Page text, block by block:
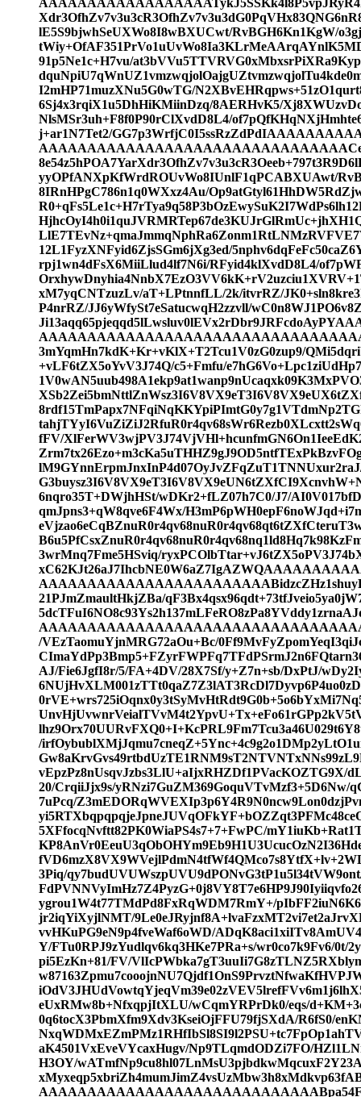
lE5S9bjwhSeUXWo8I8wBXUCwt/RvBGH6Kn1KgW/
91p5Ne1c+H7vu/
I2mHP71muzXNu5G0wTG/
6Sj4x3rqiX1u5DhHiKMiinDzq/8AERHvK5/
NlsMSr3uh+F8f0P90rClXvdD8L4/
j+ar1N7Tet2/
yyOPfANXpKfWrdROUvWo8IUnlF1qPCABXUAwt/
8IRnHPgC786n1q0WXxz4Au/
12L1FyzXNFyid6ZjsSGm6jXg3ed/
rpj1wn4dFsX6MiiLlud4lf7N6i/RFyid4klXvdD8L4/
xM7yqCNTzuzLv/aT+LPtnnfLL/2k/itvrRZ/
P4nrRZ/JJ6yWfySt7eSatucwqH2zzvll/
3mYqmHn7kdK+Kr+vKlX+T2Tcu1V0zG0zup9/
+vLF6tZX5oYvV3J74Q/c5+Fmfu/
fFV/
6nqro35T+DWjhHSt/wDKr2+fLZ07h7C0/J7/
qmJpns3+qW8qve6F4Wx/
3wrMnq7Fme5HSviq/
21PJmZmaultHkjZBa/
/VEzTaomuYjnMRG72aOu+Bc/
AJ/Fie6JgfI8r/5/FA+4DV/28X7Sf/y+Z7n+sb/DxPtJ/
/
vEpzPz8nUsqvJzbs3LlU+aIjxRHZDf1PVacKOZTG9X/
20/CrqiiJjx9s/yRNzi7GuZM369GoquVTvMzf3+5D6Nw/
7uPcq/
5XFfocqNvftt82PK0WiaPS4s7+7+FwPC/
3Piq/
ygrou1W4t77TMdPd8FxRqWDM7RmY+/
jr2iqYiXyjlNMT/
vvHKuPG9eN9p4fveWaf6oWD/
Y/FTu0RPJ9zYudlqv6kq3HKe7PRa+s/wr0co7k9Fv6/0t/
pi5EzKn+81/FV/
eUxRMw8b+NfxqpjItXLU/wCqmYRPrDk0/eqs/
0q6tocX3PbmXfm9Xdv3KseiOjFFU79fjSXdA/R6fS0/
aK4501VxEveVYcaxHugv/Np9TLqmdODZi7FO/
H3OY/